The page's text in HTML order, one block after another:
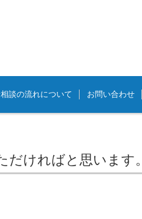
談の流れについて お問い合わせ
ければと思います。